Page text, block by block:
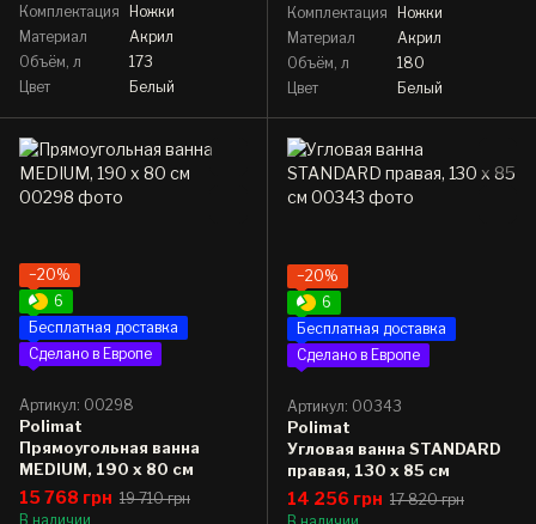
Комплектация
Ножки
Материал
Акрил
Объём, л
173
Цвет
Белый
Комплектация
Ножки
Материал
Акрил
Объём, л
180
Цвет
Белый
−20%
6
Бесплатная доставка
Сделано в Европе
Артикул: 00298
Polimat
Прямоугольная ванна
MEDIUM, 190 x 80 см
15 768 грн 19 710 грн
В наличии
−20%
6
Бесплатная доставка
Сделано в Европе
Артикул: 00343
Polimat
Угловая ванна STANDARD
правая, 130 x 85 см
14 256 грн 17 820 грн